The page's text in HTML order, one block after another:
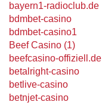
bayern1-radioclub.de
bdmbet-casino
bdmbet-casino1
Beef Casino (1)
beefcasino-offiziell.de
betalright-casino
betlive-casino
betnjet-casino